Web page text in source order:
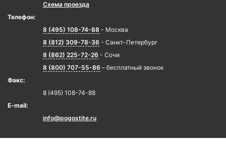
Схема проезда
Телефон:
8 (495) 108-74-88 - Москва
8 (812) 309-78-36 - Санкт-Петербург
8 (862) 225-72-26 - Сочи
8 (800) 707-55-86 – бесплатный звонок
Факс:
8 (495) 108-74-88
E-mail:
info@pogostite.ru